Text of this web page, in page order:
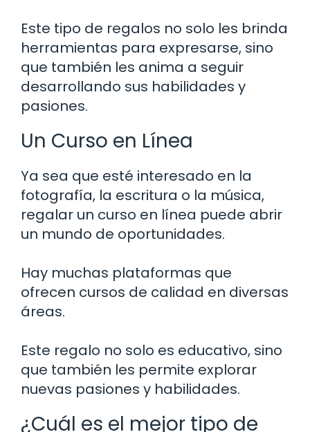
Este tipo de regalos no solo les brinda
herramientas para expresarse, sino
que también les anima a seguir
desarrollando sus habilidades y
pasiones.
Un Curso en Línea
Ya sea que esté interesado en la
fotografía, la escritura o la música,
regalar un curso en línea puede abrir
un mundo de oportunidades.
Hay muchas plataformas que
ofrecen cursos de calidad en diversas
áreas.
Este regalo no solo es educativo, sino
que también les permite explorar
nuevas pasiones y habilidades.
¿Cuál es el mejor tipo de